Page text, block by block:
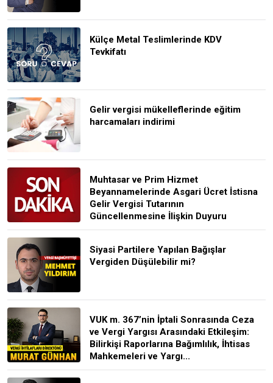
Külçe Metal Teslimlerinde KDV
Tevkifatı
Gelir vergisi mükelleflerinde eğitim
harcamaları indirimi
Muhtasar ve Prim Hizmet
Beyannamelerinde Asgari Ücret İstisna
Gelir Vergisi Tutarının
Güncellenmesine İlişkin Duyuru
Siyasi Partilere Yapılan Bağışlar
Vergiden Düşülebilir mi?
VUK m. 367’nin İptali Sonrasında Ceza
ve Vergi Yargısı Arasındaki Etkileşim:
Bilirkişi Raporlarına Bağımlılık, İhtisas
Mahkemeleri ve Yargı...